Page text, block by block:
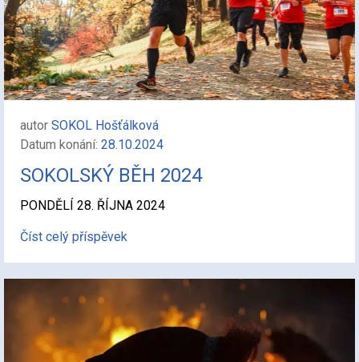
autor SOKOL Hošťálková
Datum konání: 28.10.2024
SOKOLSKÝ BĚH 2024
PONDĚLÍ 28. ŘÍJNA 2024
Číst celý příspěvek